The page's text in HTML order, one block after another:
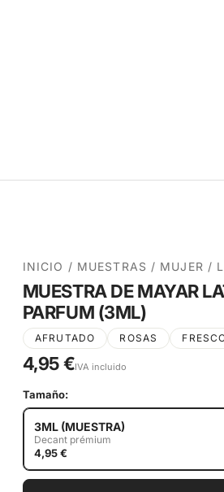
INICIO / MUESTRAS / MUJER /
MUESTRA DE MAYAR
PARFUM (3ML)
AFRUTADO ROSAS
4,95 €IVA incluido
Tamaño:
3ML (MUESTRA)
Decant prémium
4,95 €